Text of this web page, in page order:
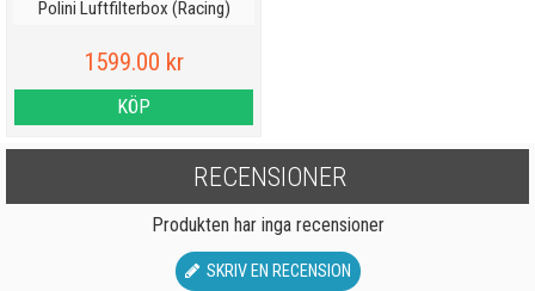
Polini Luftfilterbox (Racing)
1599.00 kr
KÖP
RECENSIONER
Produkten har inga recensioner
SKRIV EN RECENSION